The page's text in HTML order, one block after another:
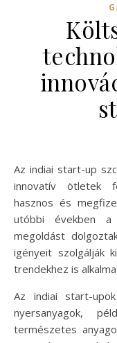
Az indiai start-up szcéna egyre inkább a helyi anyagok és
innovatív ötletek
hasznos és
utóbbi években a
megoldást
igényeit szolgálják
trendekhez is
Az indiai start-
nyersanyagok,
természetes